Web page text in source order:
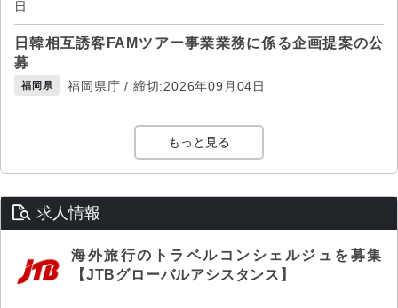
日
日韓相互誘客FAMツアー事業業務に係る企画提案の公
募
福岡県 福岡県庁 / 締切:2026年09月04日
もっと見る
求人情報
海外旅行のトラベルコンシェルジュを募集
【JTBグローバルアシスタンス】